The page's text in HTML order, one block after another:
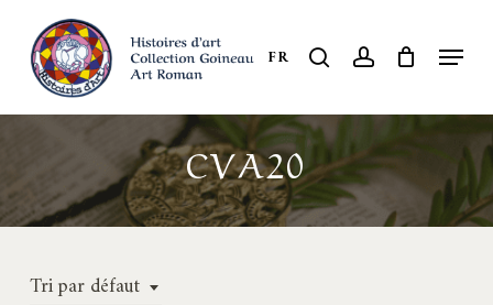
main
content
FR search account Menu
CVA20
Tri par défaut
Close